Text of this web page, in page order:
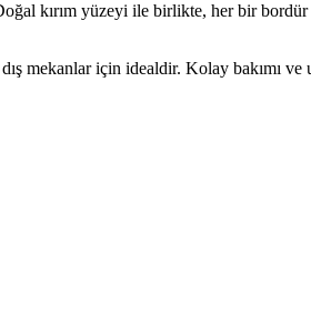
kırım yüzeyi ile birlikte, her bir
mekanlar için idealdir. Kolay bakımı